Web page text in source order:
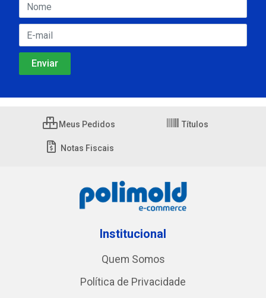
Meus Pedidos Títulos
Notas Fiscais
Institucional
Quem Somos
Política de Privacidade